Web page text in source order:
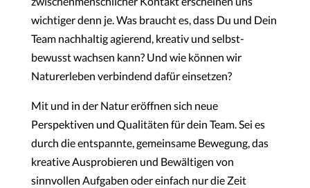
wichtiger denn je. Was braucht es, dass Du und Dein
Team nachhaltig agierend, kreativ und selbst-
bewusst wachsen kann? Und wie können wir
Naturerleben verbindend dafür einsetzen?
Mit und in der Natureröffnen sich neue
Perspektiven und Qualitäten für dein Team. Sei es
durch die entspannte, gemeinsame Bewegung, das
kreative Ausprobieren und Bewältigen von
sinnvollen Aufgaben oder einfach nur die Zeit